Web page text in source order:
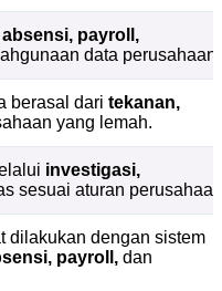
absensi, payroll,
data perusahaan.
berasal dari tekanan,
yang lemah.
investigasi,
sesuai aturan
dilakukan dengan sistem
payroll, dan